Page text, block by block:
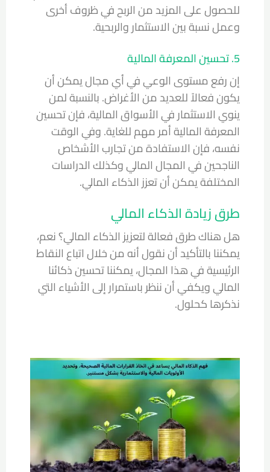
للحصول على المزيد من الربح في ظروف أخرى
وعمل نسبة بين الاستثمار والربحية.
5. تحسين المعرفة المالية
إن رفع مستوى الوعي في أي مجال يمكن أن
يكون فعالاً للعديد من الأغراض. بالنسبة لمن
ينوي الاستثمار في الأسواق المالية، فإن تحسين
المعرفة المالية أمر مهم للغاية. وفي الوقت
نفسه، فإن الاستفادة من تجارب الأشخاص
الناجحين في المجال المالي وكذلك الدراسات
المختلفة يمكن أن تعزز الذكاء المالي.
طرق زيادة الذكاء المالي
هل هناك طرق فعالة لتعزيز الذكاء المالي؟ نعم،
يمكننا بالتأكيد أن نقول أنه من خلال اتباع النقاط
الرئيسية في هذا المجال، يمكننا تحسين ذكائنا
المالي ويكفي أن ننظر باستمرار إلى الأشياء التي
نذكرها كحلول.